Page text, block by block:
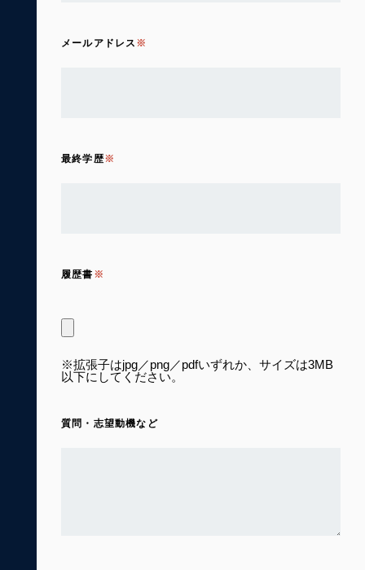
メールアドレス
最終学歴
履歴書
※拡張子はjpg／png／pdfいずれか、サイズは3MB
以下にしてください。
質問・志望動機など